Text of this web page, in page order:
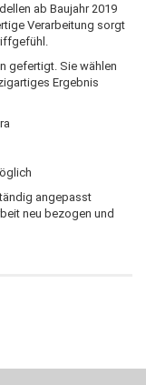
ab Baujahr 2019
Verarbeitung sorgt
gefertigt. Sie wählen
Ergebnis
angepasst
neu bezogen und